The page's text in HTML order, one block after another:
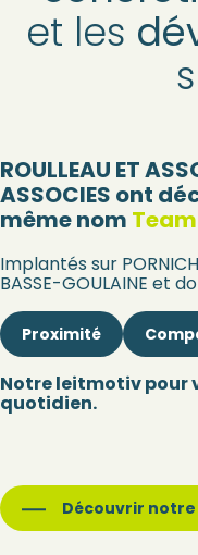
et les
ROULLEAU ET
ASSOCIES ont
même nom
Implantés sur
BASSE-GOULAINE et
Proximité
Notre leitmotiv pour
quotidien.
Découvrir